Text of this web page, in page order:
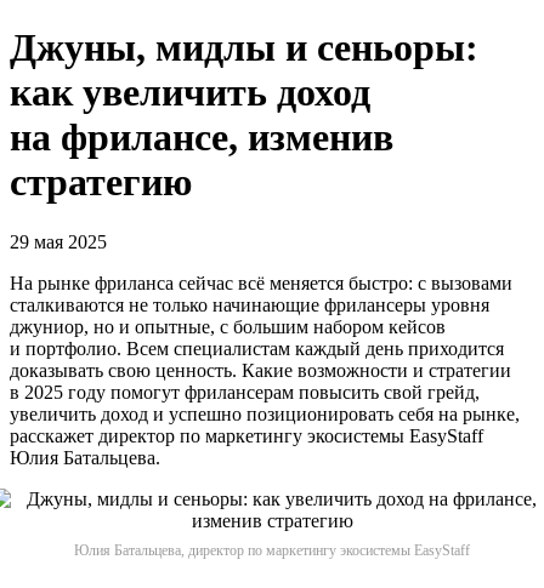
Джуны, мидлы и сеньоры:
как увеличить доход
на фрилансе, изменив
стратегию
29 мая 2025
На рынке фриланса сейчас всё меняется быстро: с вызовами
сталкиваются не только начинающие фрилансеры уровня
джуниор, но и опытные, с большим набором кейсов
и портфолио. Всем специалистам каждый день приходится
доказывать свою ценность. Какие возможности и стратегии
в 2025 году помогут фрилансерам повысить свой грейд,
увеличить доход и успешно позиционировать себя на рынке,
расскажет директор по маркетингу экосистемы EasyStaff
Юлия Батальцева.
Юлия Батальцева, директор по маркетингу экосистемы EasyStaff